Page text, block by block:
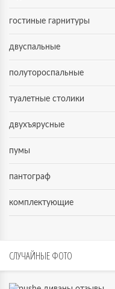
гостиные гарнитуры
двуспальные
полутороспальные
туалетные столики
двухъярусные
пумы
пантограф
комплектующие
СЛУЧАЙНЫЕФОТО